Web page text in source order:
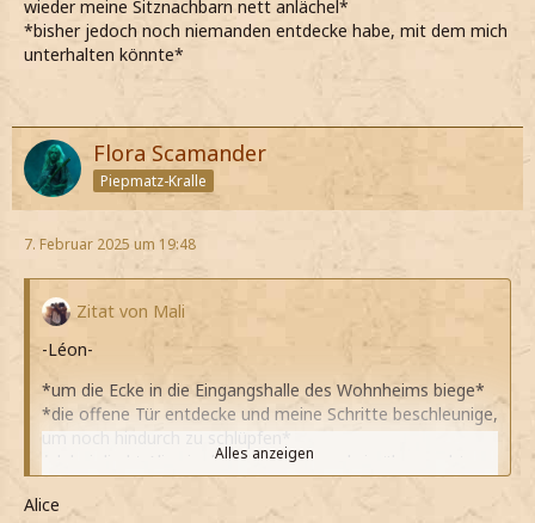
wieder meine Sitznachbarn nett anlächel*
*bisher jedoch noch niemanden entdecke habe, mit dem mich
unterhalten könnte*
Flora Scamander
Piepmatz-Kralle
7. Februar 2025 um 19:48
Zitat von Mali
-Léon-
*um die Ecke in die Eingangshalle des Wohnheims biege*
*die offene Tür entdecke und meine Schritte beschleunige,
um noch hindurch zu schlüpfen*
*dabei direkt Alice in die Arme laufe und sie überrascht
Oh, salut, Alice. So schnell sieht man sich wieder.
Alles anzeigen
Alice